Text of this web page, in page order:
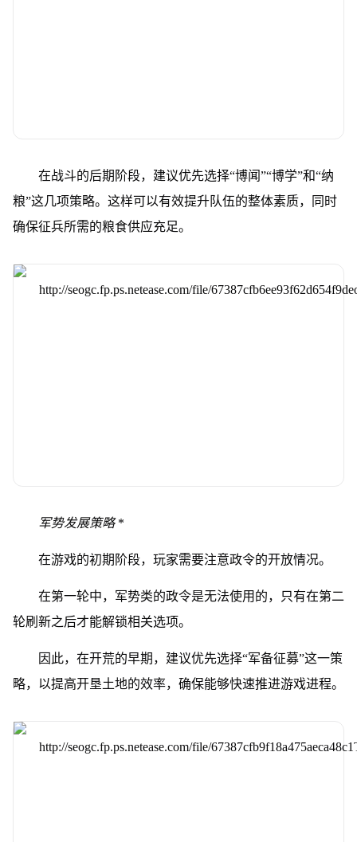
在战斗的后期阶段，建议优先选择“博闻”“博学”和“纳
粮”这几项策略。这样可以有效提升队伍的整体素质，同时
确保征兵所需的粮食供应充足。
军势发展策略*
在游戏的初期阶段，玩家需要注意政令的开放情况。
在第一轮中，军势类的政令是无法使用的，只有在第二
轮刷新之后才能解锁相关选项。
因此，在开荒的早期，建议优先选择“军备征募”这一策
略，以提高开垦土地的效率，确保能够快速推进游戏进程。